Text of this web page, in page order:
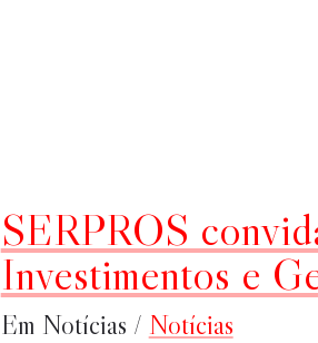
SERPROS
Investimentos e
Em Notícias / Notícias